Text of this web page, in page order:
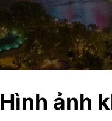
Hình ảnh